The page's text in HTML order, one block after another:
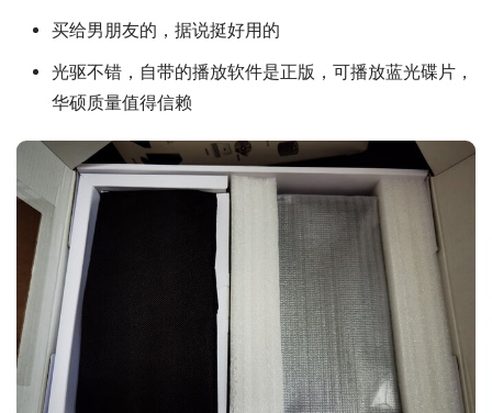
买给男朋友的，据说挺好用的
光驱不错，自带的播放软件是正版，可播放蓝光碟片，
华硕质量值得信赖